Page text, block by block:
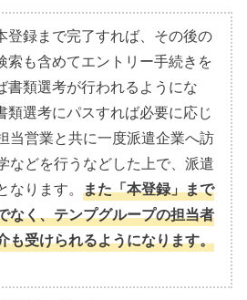
登録まで完了すれば、その後の
索も含めてエントリー手続きを
書類選考が行われるようにな
類選考にパスすれば必要に応じ
当営業と共に一度派遣企業へ訪
などを行うなどした上で、派遣
なります。また「本登録」まで
なく、テンプグループの担当者
も受けられるようになります。